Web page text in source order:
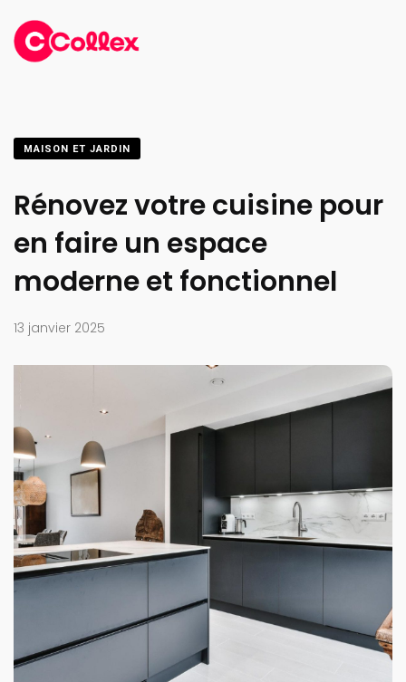
MAISON ET JARDIN
Rénovez votre cuisine pour
en faire un espace
moderne et fonctionnel
13 janvier 2025